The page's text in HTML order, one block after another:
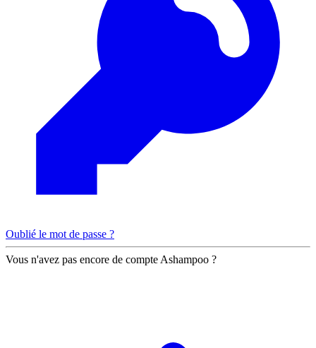
Oublié le mot de passe ?
Vous n'avez pas encore de compte Ashampoo ?